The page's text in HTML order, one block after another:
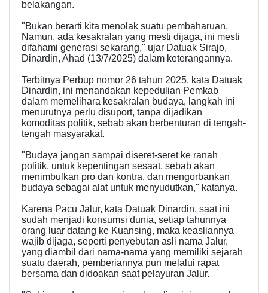
belakangan.
"Bukan berarti kita menolak suatu pembaharuan.
Namun, ada kesakralan yang mesti dijaga, ini mesti
difahami generasi sekarang," ujar Datuak Sirajo,
Dinardin, Ahad (13/7/2025) dalam keterangannya.
Terbitnya Perbup nomor 26 tahun 2025, kata Datuak
Dinardin, ini menandakan kepedulian Pemkab
dalam memelihara kesakralan budaya, langkah ini
menurutnya perlu disuport, tanpa dijadikan
komoditas politik, sebab akan berbenturan di tengah-
tengah masyarakat.
"Budaya jangan sampai diseret-seret ke ranah
politik, untuk kepentingan sesaat, sebab akan
menimbulkan pro dan kontra, dan mengorbankan
budaya sebagai alat untuk menyudutkan," katanya.
Karena Pacu Jalur, kata Datuak Dinardin, saat ini
sudah menjadi konsumsi dunia, setiap tahunnya
orang luar datang ke Kuansing, maka keasliannya
wajib dijaga, seperti penyebutan asli nama Jalur,
yang diambil dari nama-nama yang memiliki sejarah
suatu daerah, pemberiannya pun melalui rapat
bersama dan didoakan saat pelayuran Jalur.